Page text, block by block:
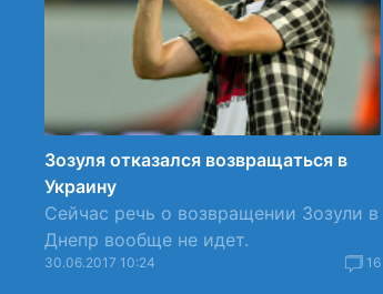
Зозуля отказался возвращаться в
Украину
Сейчас речь о возвращении Зозули в
Днепр вообще не идет.
30.06.2017 10:24 16